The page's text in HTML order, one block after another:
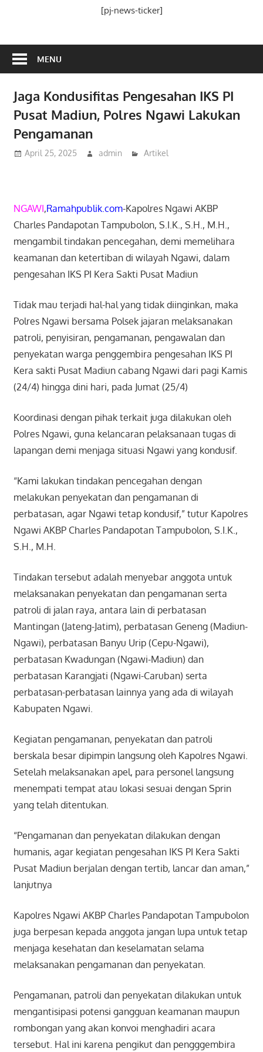
[pj-news-ticker]
MENU
Jaga Kondusifitas Pengesahan IKS PI
Pusat Madiun, Polres Ngawi Lakukan
Pengamanan
April 25, 2025 admin Artikel
NGAWI,Ramahpublik.com-Kapolres Ngawi AKBP
Charles Pandapotan Tampubolon, S.I.K., S.H., M.H.,
mengambil tindakan pencegahan, demi memelihara
keamanan dan ketertiban di wilayah Ngawi, dalam
pengesahan IKS PI Kera Sakti Pusat Madiun
Tidak mau terjadi hal-hal yang tidak diinginkan, maka
Polres Ngawi bersama Polsek jajaran melaksanakan
patroli, penyisiran, pengamanan, pengawalan dan
penyekatan warga penggembira pengesahan IKS PI
Kera sakti Pusat Madiun cabang Ngawi dari pagi Kamis
(24/4) hingga dini hari, pada Jumat (25/4)
Koordinasi dengan pihak terkait juga dilakukan oleh
Polres Ngawi, guna kelancaran pelaksanaan tugas di
lapangan demi menjaga situasi Ngawi yang kondusif.
“Kami lakukan tindakan pencegahan dengan
melakukan penyekatan dan pengamanan di
perbatasan, agar Ngawi tetap kondusif,” tutur Kapolres
Ngawi AKBP Charles Pandapotan Tampubolon, S.I.K.,
S.H., M.H.
Tindakan tersebut adalah menyebar anggota untuk
melaksanakan penyekatan dan pengamanan serta
patroli di jalan raya, antara lain di perbatasan
Mantingan (Jateng-Jatim), perbatasan Geneng (Madiun-
Ngawi), perbatasan Banyu Urip (Cepu-Ngawi),
perbatasan Kwadungan (Ngawi-Madiun) dan
perbatasan Karangjati (Ngawi-Caruban) serta
perbatasan-perbatasan lainnya yang ada di wilayah
Kabupaten Ngawi.
Kegiatan pengamanan, penyekatan dan patroli
berskala besar dipimpin langsung oleh Kapolres Ngawi.
Setelah melaksanakan apel, para personel langsung
menempati tempat atau lokasi sesuai dengan Sprin
yang telah ditentukan.
“Pengamanan dan penyekatan dilakukan dengan
humanis, agar kegiatan pengesahan IKS PI Kera Sakti
Pusat Madiun berjalan dengan tertib, lancar dan aman,”
lanjutnya
Kapolres Ngawi AKBP Charles Pandapotan Tampubolon
juga berpesan kepada anggota jangan lupa untuk tetap
menjaga kesehatan dan keselamatan selama
melaksanakan pengamanan dan penyekatan.
Pengamanan, patroli dan penyekatan dilakukan untuk
mengantisipasi potensi gangguan keamanan maupun
rombongan yang akan konvoi menghadiri acara
tersebut. Hal ini karena pengikut dan pengggembira